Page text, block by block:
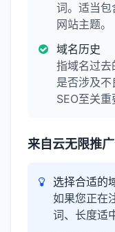
词。适当包
网站主题。
域名历史
指域名过去
是否涉及
SEO至关重
来自云无限推
选择合适的
如果您正在
词、长度适